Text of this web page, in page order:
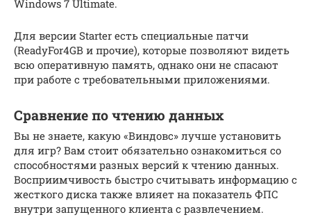
Windows 7 Ultimate.
Для версии Starter есть специальные патчи
(ReadyFor4GB и прочие), которые позволяют видеть
всю оперативную память, однако они не спасают
при работе с требовательными приложениями.
Сравнение по чтению данных
Вы не знаете, какую «Виндовс» лучше установить
для игр? Вам стоит обязательно ознакомиться со
способностями разных версий к чтению данных.
Восприимчивость быстро считывать информацию с
жесткого диска также влияет на показатель ФПС
внутри запущенного клиента с развлечением.